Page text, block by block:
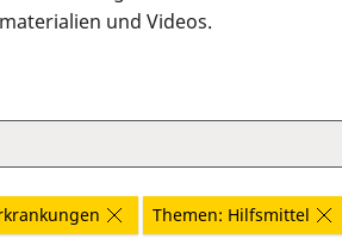
und Videos.
Themen: Hilfsmittel